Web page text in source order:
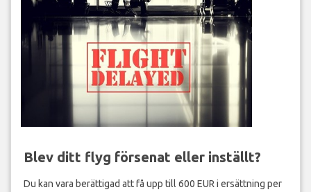
Blev ditt flyg försenat eller inställt?
Du kan vara berättigad att få upp till 600 EUR i ersättning per